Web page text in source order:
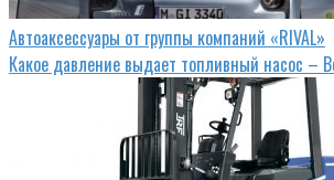
Автоаксессуары от группы компаний «RIVAL»
Какое давление выдает топливный насос –